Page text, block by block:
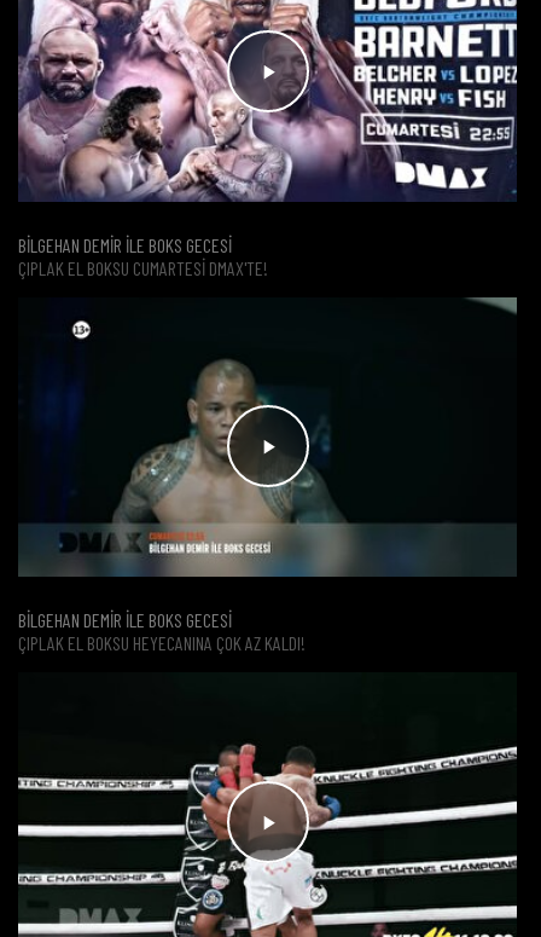
BİLGEHAN DEMİR İLE BOKS GECESİ
ÇIPLAK EL BOKSU CUMARTESI DMAX'TE!
BİLGEHAN DEMİR İLE BOKS GECESİ
ÇIPLAK EL BOKSU HEYECANINA ÇOK AZ KALDI!